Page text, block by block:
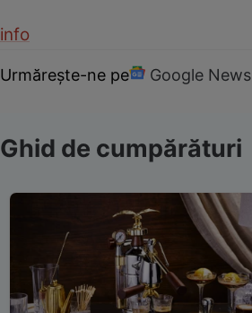
info
Urmărește-ne pe Google News
Ghid de cumpărături